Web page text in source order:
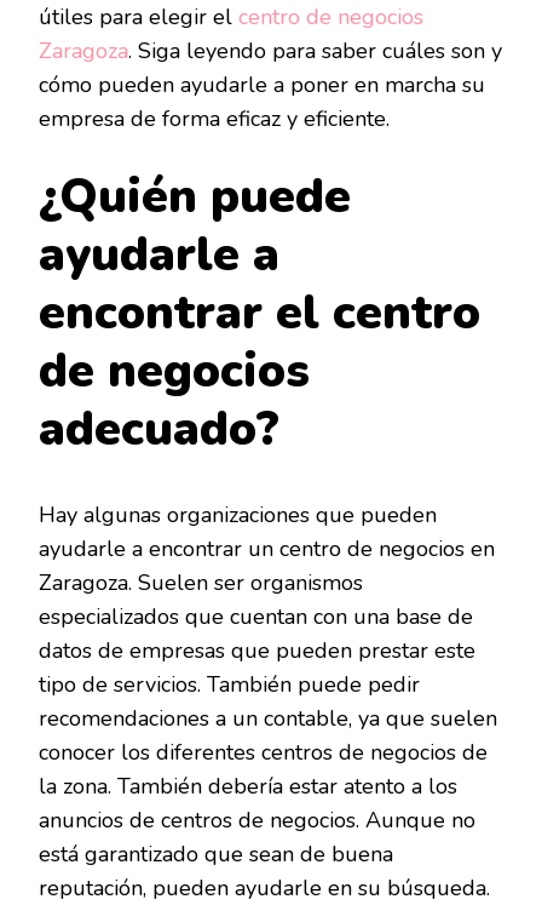
útiles para elegir el centro de negocios
Zaragoza. Siga leyendo para saber cuáles son y
cómo pueden ayudarle a poner en marcha su
empresa de forma eficaz y eficiente.
¿Quién puede
ayudarle a
encontrar el centro
de negocios
adecuado?
Hay algunas organizaciones que pueden
ayudarle a encontrar un centro de negocios en
Zaragoza. Suelen ser organismos
especializados que cuentan con una base de
datos de empresas que pueden prestar este
tipo de servicios. También puede pedir
recomendaciones a un contable, ya que suelen
conocer los diferentes centros de negocios de
la zona. También debería estar atento a los
anuncios de centros de negocios. Aunque no
está garantizado que sean de buena
reputación, pueden ayudarle en su búsqueda.